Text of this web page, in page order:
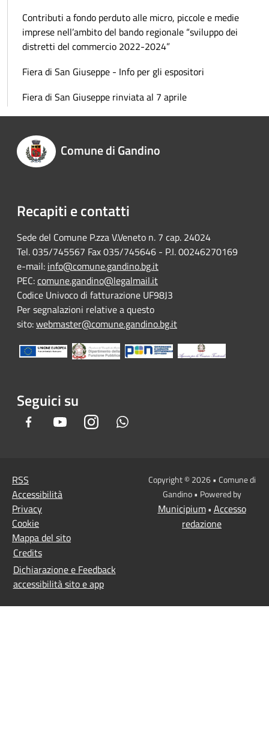
Contributi a fondo perduto alle micro, piccole e medie
imprese nell’ambito del bando regionale “sviluppo dei
distretti del commercio 2022-2024”
Fiera di San Giuseppe - Info per gli espositori
Fiera di San Giuseppe rinviata al 7 aprile
Comune di Gandino
Recapiti e contatti
Sede del Comune P.zza V.Veneto n. 7 cap. 24024
Tel. 035/745567 Fax 035/745646 - P.I. 00246270169
e-mail: info@comune.gandino.bg.it
PEC:comune.gandino@legalmail.it
Codice Univoco di fatturazione UF98J3
Per segnalazioni relative a questo
sito:webmaster@comune.gandino.bg.it
Seguici su
Facebook YoutubeInstagram
RSS
Accessibilità
Privacy
Cookie
Mappa del sito
Credits
Dichiarazione e Feedback
accessibilità sito e app
Copyright © 2026 • Comune di
Gandino • Powered by
Municipium• Accesso
redazione